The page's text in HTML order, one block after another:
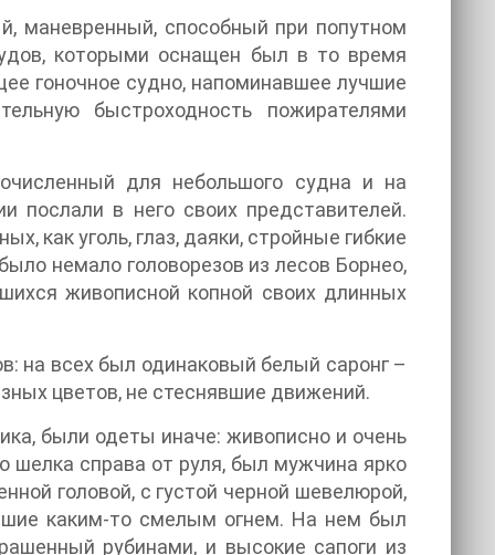
маневренный, способный при попутном
которыми оснащен был в то время
гоночное судно, напоминавшее лучшие
быстроходность пожирателями
для небольшого судна и на
послали в него своих представителей.
как уголь, глаз, даяки, стройные гибкие
немало головорезов из лесов Борнео,
живописной копной своих длинных
на всех был одинаковый белый саронг –
цветов, не стеснявшие движений.
были одеты иначе: живописно и очень
шелка справа от руля, был мужчина ярко
головой, с густой черной шевелюрой,
каким-то смелым огнем. На нем был
рубинами, и высокие сапоги из